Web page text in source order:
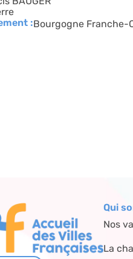
:Bourgogne Franche-
Qui
Nos
La